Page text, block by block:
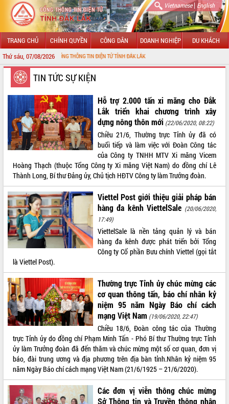
Vietnamese| English
TRANG CHỦ CHÍNH QUYỀN CÔNG DÂN DOANH NGHIỆP DU KHÁCH
Thứ sáu, 07/08/2026
VỚI CỔNG THÔNG TIN ĐIỆN TỬ TỈNH ĐẮK LẮK
GIỚI THIỆU
LÃNH ĐẠO UBND TỈNH
TIN TỨC SỰ KIỆN
SỞ, BAN, NGÀNH
THÔNG TIN CHỈ ĐẠO ĐIỀU HÀNH
HỆ THỐNG VĂN BẢN
VĂN BẢN HĐND TỈNH
ĐIỂM TIN VĂN BẢN
QUY HOẠCH - KẾ HOẠCH
TIN TỨC SỰ KIỆN
Hỗ trợ 2.000 tấn xi măng cho Đắk
Lắk triển khai chương trình xây
dựng nông thôn mới (22/06/2020, 08:22)
Chiều 21/6, Thường trực Tỉnh ủy đã có
buổi tiếp và làm việc với Đoàn Công tác
của Công ty TNHH MTV Xi măng Vicem
Hoàng Thạch (thuộc Tổng Công ty Xi măng Việt Nam) do đồng chí Lê
Thành Long, Bí thư Đảng ủy, Chủ tịch HĐTV Công ty làm Trưởng đoàn.
Viettel Post giới thiệu giải pháp bán
hàng đa kênh ViettelSale (20/06/2020,
17:49)
ViettelSale là nền tảng quản lý và bán
hàng đa kênh được phát triển bởi Tổng
Công ty Cổ phần Bưu chính Viettel (gọi tắt
là Viettel Post).
Thường trực Tỉnh ủy chúc mừng các
cơ quan thông tấn, báo chí nhân kỷ
niệm 95 năm Ngày Báo chí cách
mạng Việt Nam (19/06/2020, 22:47)
Chiều 18/6, Đoàn công tác của Thường
trực Tỉnh ủy do đồng chí Phạm Minh Tấn - Phó Bí thư Thường trực Tỉnh
ủy làm Trưởng đoàn đã đến thăm và chúc mừng một số cơ quan, đơn vị
báo, đài trung ương và địa phương trên địa bàn tỉnh.Nhân kỷ niệm 95
năm Ngày Báo chí cách mạng Việt Nam (21/6/1925 – 21/6/2020).
Các đơn vị viễn thông chúc mừng
Sở Thông tin và Truyền thông nhân